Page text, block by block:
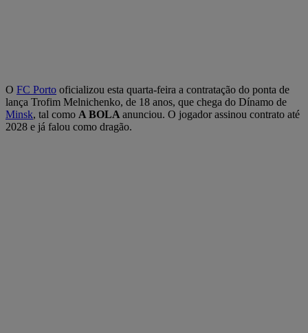
O FC Porto oficializou esta quarta-feira a contratação do ponta de
lança Trofim Melnichenko, de 18 anos, que chega do Dínamo de
Minsk, tal como A BOLA anunciou. O jogador assinou contrato até
2028 e já falou como dragão.